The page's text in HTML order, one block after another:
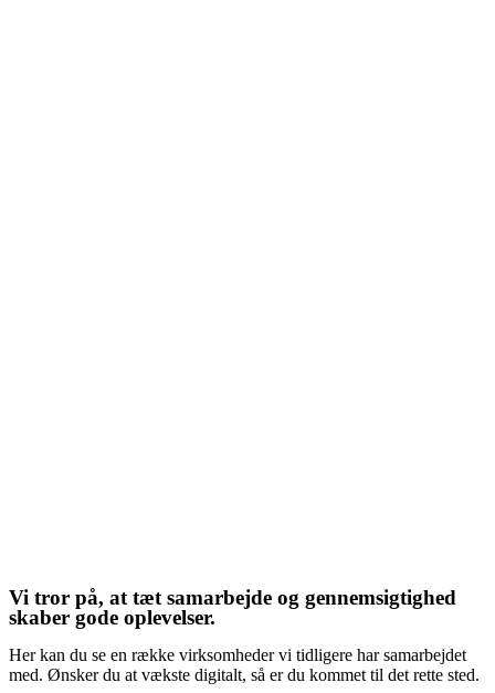
Vi tror på, at tæt samarbejde og gennemsigtighed
skaber gode oplevelser.
Her kan du se en række virksomheder vi tidligere har samarbejdet
med. Ønsker du at vækste digitalt, så er du kommet til det rette sted.